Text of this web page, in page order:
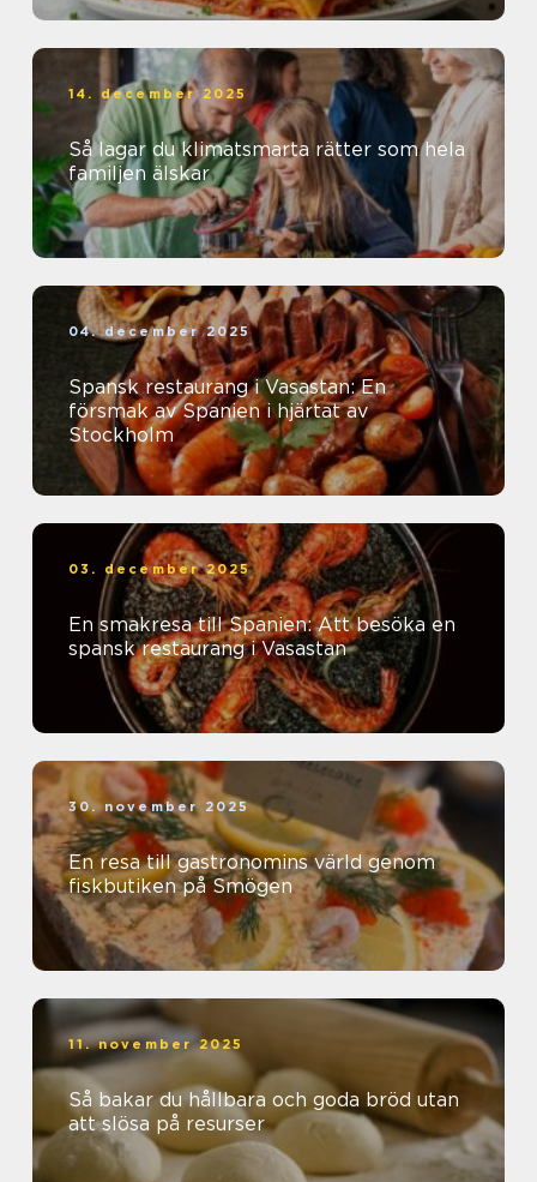
14. december 2025
Så lagar du klimatsmarta rätter som hela
familjen älskar
04. december 2025
Spansk restaurang i Vasastan: En
försmak av Spanien i hjärtat av
Stockholm
03. december 2025
En smakresa till Spanien: Att besöka en
spansk restaurang i Vasastan
30. november 2025
En resa till gastronomins värld genom
fiskbutiken på Smögen
11. november 2025
Så bakar du hållbara och goda bröd utan
att slösa på resurser